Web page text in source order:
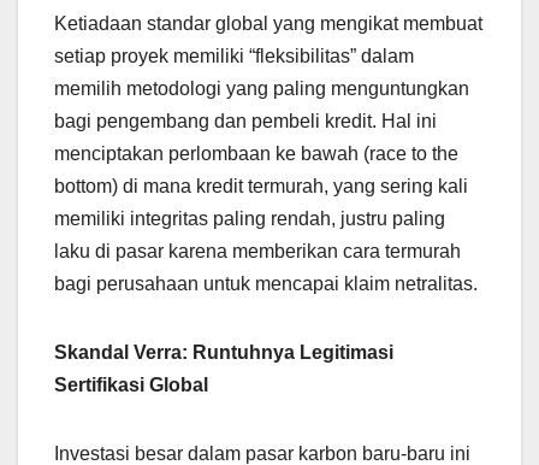
Ketiadaan standar global yang mengikat membuat
setiap proyek memiliki “fleksibilitas” dalam
memilih metodologi yang paling menguntungkan
bagi pengembang dan pembeli kredit. Hal ini
menciptakan perlombaan ke bawah (race to the
bottom) di mana kredit termurah, yang sering kali
memiliki integritas paling rendah, justru paling
laku di pasar karena memberikan cara termurah
bagi perusahaan untuk mencapai klaim netralitas.
Skandal Verra: Runtuhnya Legitimasi
Sertifikasi Global
Investasi besar dalam pasar karbon baru-baru ini